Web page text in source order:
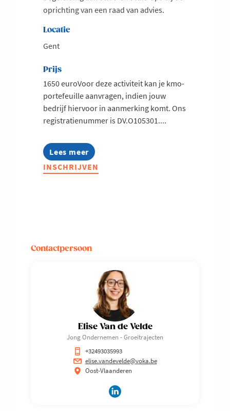
oprichting van een raad van advies.
Locatie
Gent
Prijs
1650 euroVoor deze activiteit kan je kmo-
portefeuille aanvragen, indien jouw
bedrijf hiervoor in aanmerking komt. Ons
registratienummer is DV.O105301....
Lees meer
about
Starten
met
scale-
INSCHRIJVEN
Contactpersoon
Elise Van de Velde
Jong Ondernemen - Groeitrajecten
+32493035993
elise.vandevelde@voka.be
Oost-Vlaanderen